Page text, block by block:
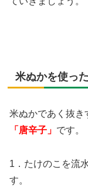
米ぬかを使っ
米ぬかであく抜き
「唐辛子」 です。
1．たけのこを流
す。